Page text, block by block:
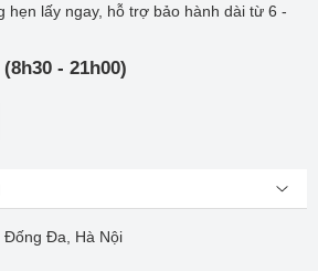
hẹn lấy ngay, hỗ trợ bảo hành dài từ 6 -
- 21h00)
Đống Đa, Hà Nội